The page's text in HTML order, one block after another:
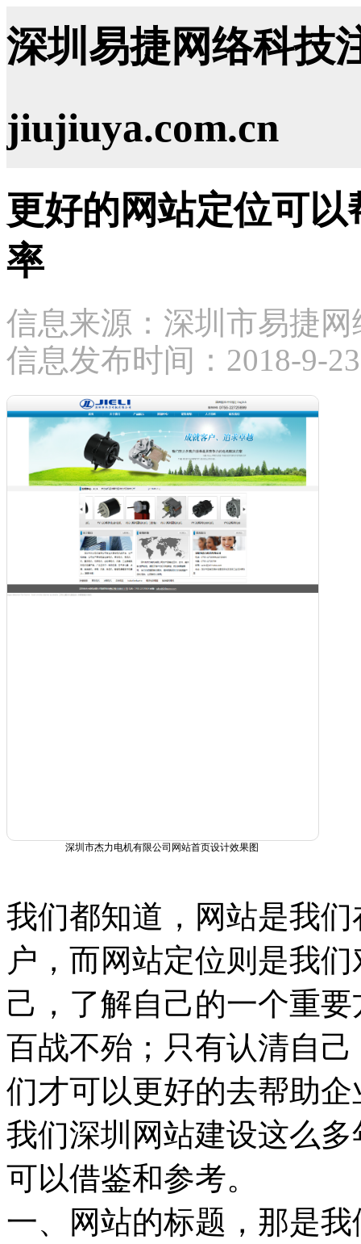
深圳易捷网络科技
jiujiuya.com.cn
更好的网站定位可
率
信息来源：深圳市易捷
信息发布时间：2018-9-
深圳市杰力电机有限公司网站首页设计效果图
我们都知道，网站是我
户，而网站定位则是我
己，了解自己的一个重
百战不殆；只有认清自
们才可以更好的去帮助
我们深圳网站建设这么
可以借鉴和参考。
一、网站的标题，那是